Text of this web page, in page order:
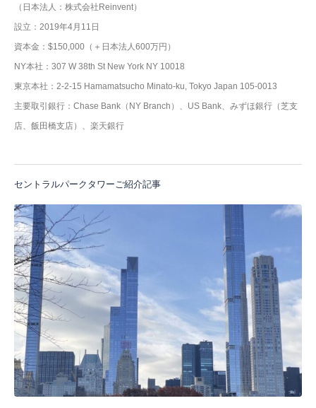
（日本法人：株式会社Reinvent）
設立：2019年4月11日
資本金：$150,000（＋日本法人600万円）
NY本社：307 W 38th St New York NY 10018
東京本社：2-2-15 Hamamatsucho Minato-ku, Tokyo Japan 105-0013
主要取引銀行：Chase Bank（NY Branch）、US Bank、みずほ銀行（芝支
店、飯田橋支店）、楽天銀行
セントラルパークタワーご紹介記事